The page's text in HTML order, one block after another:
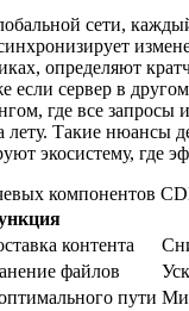
сети,
определяют
если сервер в
где все запросы
Такие нюансы
экосистему, где
компонентов
контента
файлов
пути